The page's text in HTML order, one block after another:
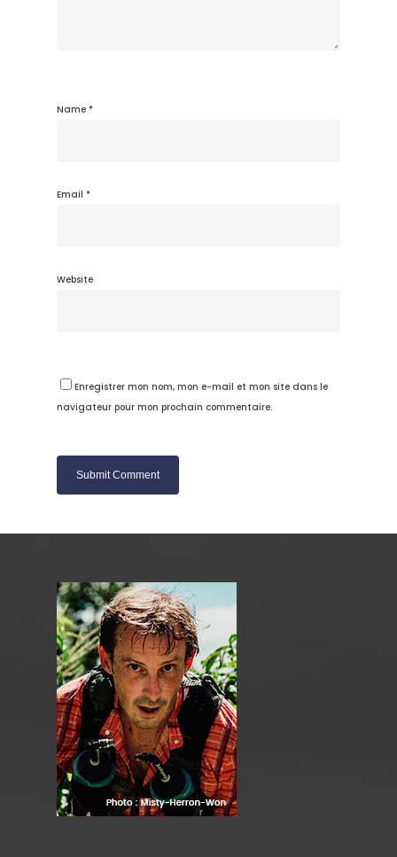
Name *
Email *
Website
Enregistrer mon nom, mon e-mail et mon site dans le
navigateur pour mon prochain commentaire.